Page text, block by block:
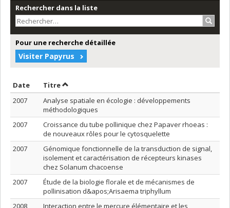
Rechercher dans la liste
Pour une recherche détaillée
Visiter Papyrus
Date Trier par date en ordre décroissant
TitreTrier par titre en ordre décroissant
2007
Analyse spatiale en écologie : développements
méthodologiques
2007
Croissance du tube pollinique chez Papaver rhoeas :
de nouveaux rôles pour le cytosquelette
2007
Génomique fonctionnelle de la transduction de signal,
isolement et caractérisation de récepteurs kinases
chez Solanum chacoense
2007
Étude de la biologie florale et de mécanismes de
pollinisation d&apos;Arisaema triphyllum
2008
Interaction entre le mercure élémentaire et les